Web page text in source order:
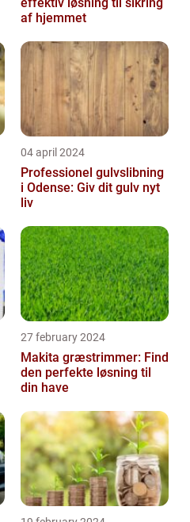
af hjemmet
04 april 2024
Professionel gulvslibning
i Odense: Giv dit gulv nyt
liv
27 february 2024
Makita græstrimmer: Find
den perfekte løsning til
din have